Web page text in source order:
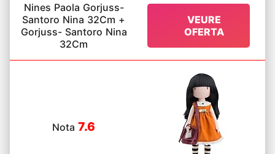
Nines Paola Gorjuss-
Santoro Nina 32Cm +
Gorjuss- Santoro Nina
32Cm
VEURE
OFERTA
Nota 7.6